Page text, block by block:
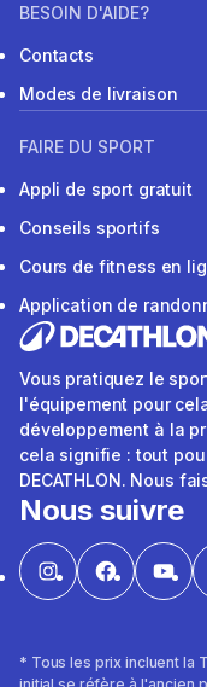
BESOIN D'AIDE?
Contacts
Modes de livraison
FAIRE DU SPORT
Appli de sport gratuit
Conseils sportifs
Cours de fitness en
Application de
Vous pratiquez le
l'équipement pour
développement à la
cela signifie : tout
DECATHLON. Nous
Nous suivre
* Tous les prix incluent la